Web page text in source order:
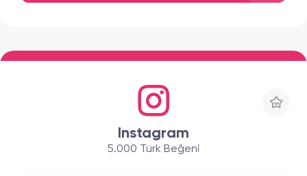
Instagram
5.000 Türk Beğeni